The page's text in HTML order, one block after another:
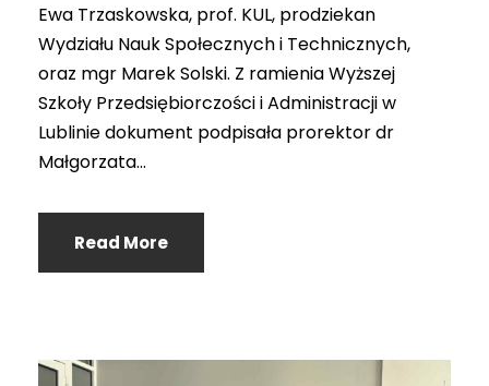
Ewa Trzaskowska, prof. KUL, prodziekan
Wydziału Nauk Społecznych i Technicznych,
oraz mgr Marek Solski. Z ramienia Wyższej
Szkoły Przedsiębiorczości i Administracji w
Lublinie dokument podpisała prorektor dr
Małgorzata...
Read More